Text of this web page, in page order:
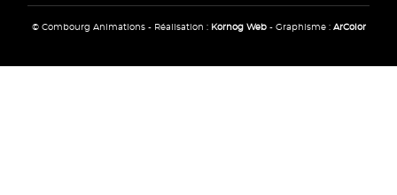
© Combourg Animations - Réalisation : Kornog Web- Graphisme : ArColor